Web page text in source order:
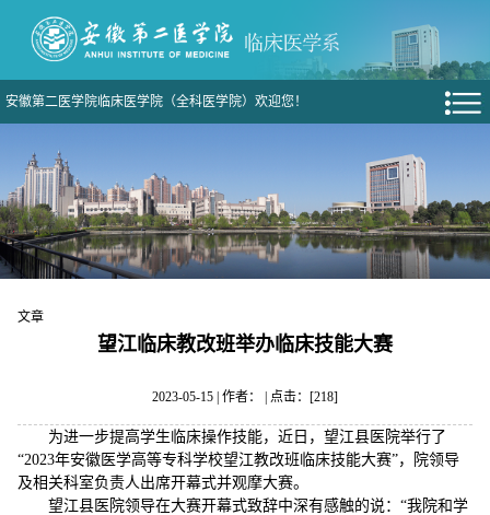
安徽第二医学院临床医学院（全科医学院）欢迎您！
文章
望江临床教改班举办临床技能大赛
2023-05-15 | 作者： | 点击：[218]
为进一步提高学生临床操作技能，近日，望江县医院举行了
“2023年安徽医学高等专科学校望江教改班临床技能大赛”，院领导
及相关科室负责人出席开幕式并观摩大赛。
望江县医院领导在大赛开幕式致辞中深有感触的说：“我院和学